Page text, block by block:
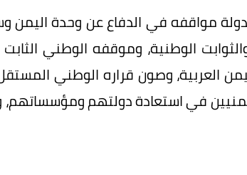
مواقفه في الدفاع عن وحدة اليمن
الوطنية، وموقفه الوطني
العربية، وصون قراره الوطني
في استعادة دولتهم ومؤسساتهم،